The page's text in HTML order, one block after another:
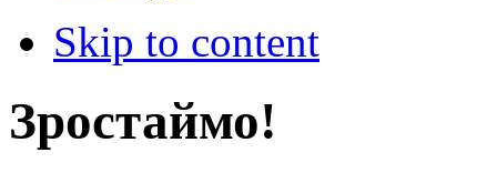
Skip to content
Зростаймо!